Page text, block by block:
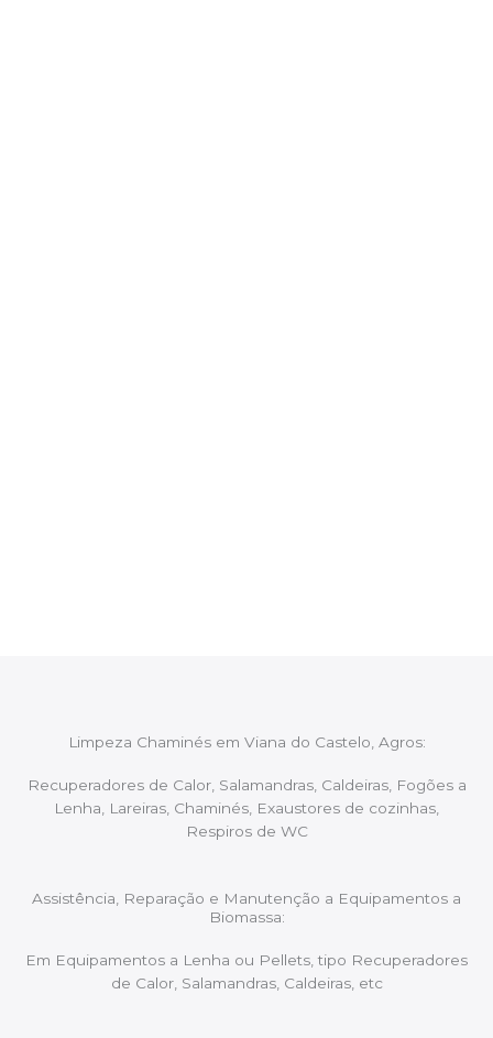
Limpeza Chaminés em Viana do Castelo, Agros:
Recuperadores de Calor, Salamandras, Caldeiras, Fogões a
Lenha, Lareiras, Chaminés, Exaustores de cozinhas,
Respiros de WC
Assistência, Reparação e Manutenção a Equipamentos a
Biomassa:
Em Equipamentos a Lenha ou Pellets, tipo Recuperadores
de Calor, Salamandras, Caldeiras, etc